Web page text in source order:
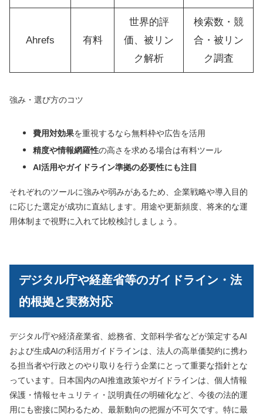
Ahrefs 有料
世界的評
価、被リン
ク解析
検索数・競
合・被リン
ク調査
強み・選び方のコツ
費用対効果を重視するなら無料枠や広告を活用
精度や情報網羅性の高さを求める場合は有料ツール
AI活用やガイドライン準拠の必要性にも注目
それぞれのツールに強みや弱みがあるため、企業戦略や導入目的
に応じた選定が成功に直結します。用途や更新頻度、将来的な運
用体制まで視野に入れて比較検討しましょう。
デジタル庁や経産省等のガイドライン・法
的根拠と実務対応
デジタル庁や経済産業省、総務省、文部科学省などが策定するAI
および生成AIの利活用ガイドラインは、法人の高単価契約に携わ
る担当者や行政とのやり取りを行う企業にとって重要な指針とな
っています。日本国内のAI推進政策やガイドラインは、個人情報
保護・情報セキュリティ・説明責任の明確化など、今後の法的運
用にも密接に関わるため、最新動向の把握が不可欠です。特に最